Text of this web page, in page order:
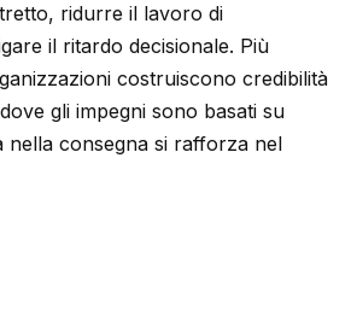
ridurre il lavoro di
il ritardo decisionale. Più
costruiscono credibilità
gli impegni sono basati su
nella consegna si rafforza nel